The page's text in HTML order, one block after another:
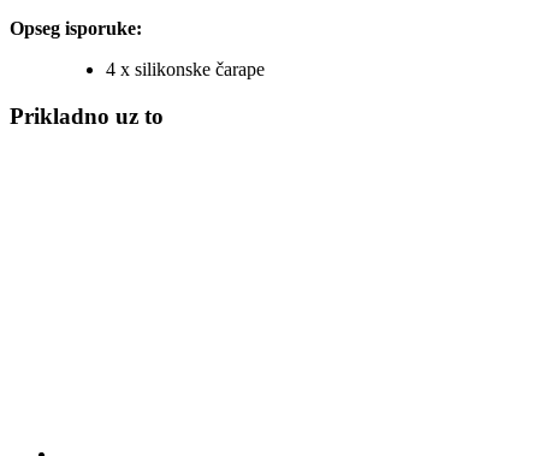
Opseg isporuke:
4 x silikonske čarape
Prikladno uz to